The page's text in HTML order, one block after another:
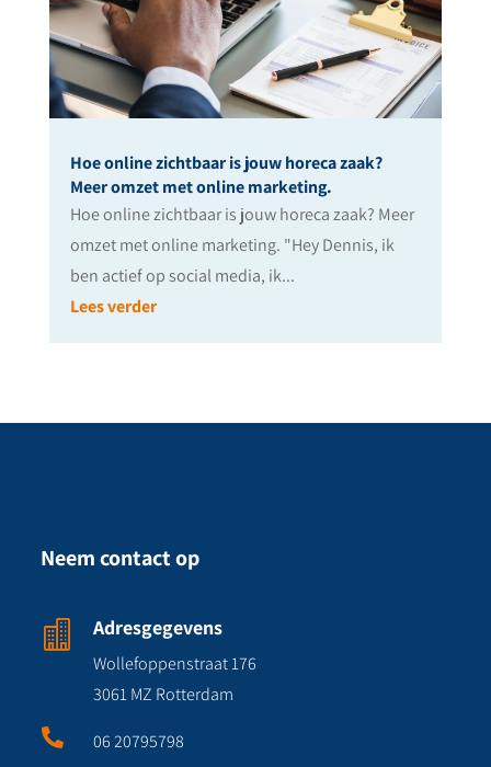
Hoe online zichtbaar is jouw horeca zaak?
Meer omzet met online marketing.
Hoe online zichtbaar is jouw horeca zaak? Meer
omzet met online marketing. "Hey Dennis, ik
ben actief op social media, ik...
Lees verder
Neem contact op
 Adresgegevens
Wollefoppenstraat 176
3061 MZ Rotterdam

06 20795798